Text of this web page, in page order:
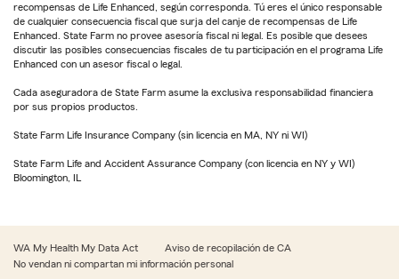
recompensas de Life Enhanced, según corresponda. Tú eres el único responsable
de cualquier consecuencia fiscal que surja del canje de recompensas de Life
Enhanced. State Farm no provee asesoría fiscal ni legal. Es posible que desees
discutir las posibles consecuencias fiscales de tu participación en el programa Life
Enhanced con un asesor fiscal o legal.
Cada aseguradora de State Farm asume la exclusiva responsabilidad financiera
por sus propios productos.
State Farm Life Insurance Company (sin licencia en MA, NY ni WI)
State Farm Life and Accident Assurance Company (con licencia en NY y WI)
Bloomington, IL
WA My Health My Data Act
Aviso de recopilación de CA
No vendan ni compartan mi información personal